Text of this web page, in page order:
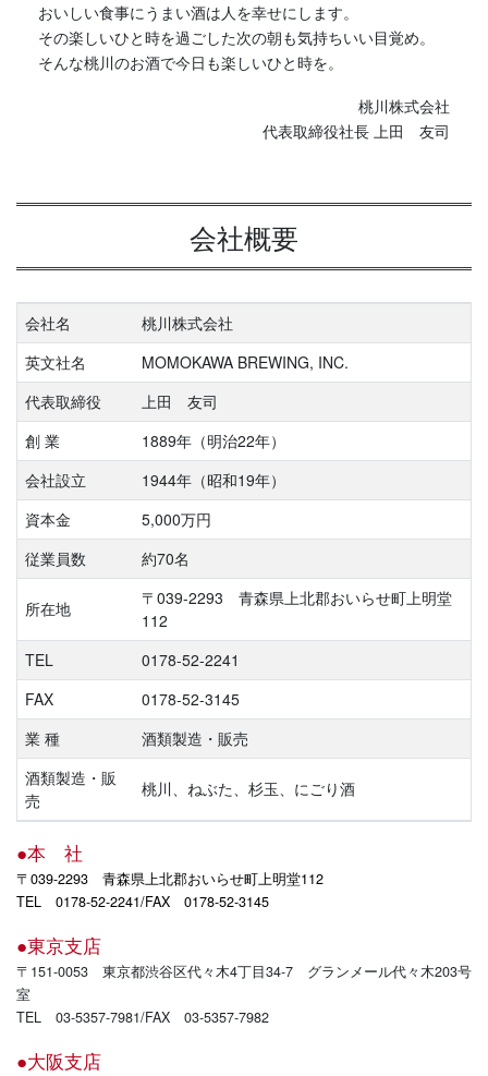
おいしい食事にうまい酒は人を幸せにします。
その楽しいひと時を過ごした次の朝も気持ちいい目覚め。
そんな桃川のお酒で今日も楽しいひと時を。
桃川株式会社
代表取締役社長 上田 友司
会社概要
会社名
桃川株式会社
英文社名
MOMOKAWA BREWING, INC.
代表取締役
上田 友司
創 業
1889年（明治22年）
会社設立
1944年（昭和19年）
資本金
5,000万円
従業員数
約70名
所在地
〒039-2293 青森県上北郡おいらせ町上明堂
112
TEL
0178-52-2241
FAX
0178-52-3145
業 種
酒類製造・販売
酒類製造・販
売
桃川、ねぶた、杉玉、にごり酒
●本 社
〒039-2293 青森県上北郡おいらせ町上明堂112
TEL 0178-52-2241/FAX 0178-52-3145
●東京支店
〒151-0053 東京都渋谷区代々木4丁目34-7 グランメール代々木203号
室
TEL 03-5357-7981/FAX 03-5357-7982
●大阪支店